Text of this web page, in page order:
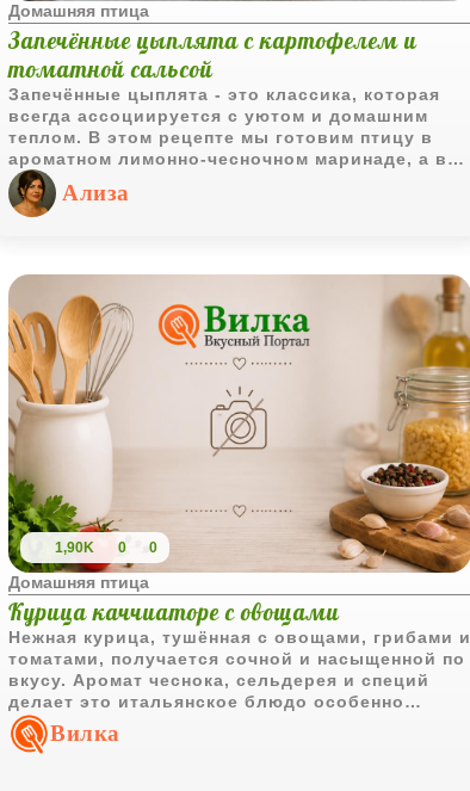
Домашняя птица
Запечённые цыплята с картофелем и
томатной сальсой
Запечённые цыплята - это классика, которая
всегда ассоциируется с уютом и домашним
теплом. В этом рецепте мы готовим птицу в
ароматном лимонно-чесночном маринаде, а в
качестве гарнира используем картофель и
томаты. Блюдо получается одновременно
простым и изысканным, а подача напоминает
Ализа
1,90K 0 0
Домашняя птица
Курица каччиаторе с овощами
Нежная курица, тушённая с овощами, грибами и
томатами, получается сочной и насыщенной по
вкусу. Аромат чеснока, сельдерея и специй
делает это итальянское блюдо особенно
уютным и аппетитным.
Вилка